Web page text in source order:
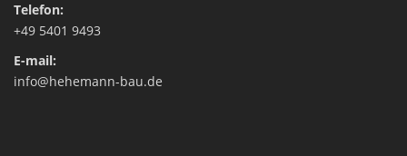
Telefon:
+49 5401 9493
E-mail:
info@hehemann-bau.de